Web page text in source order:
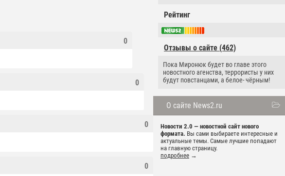
Рейтинг
Отзывы о сайте (462)
Пока Миронюк будет во главе этого
новостного агенства, террористы у них
будут повстанцами, а белое- чёрным!
О сайте News2.ru
Новости 2.0 — новостной сайт нового
формата. Вы сами выбираете интересные и
актуальные темы. Самые лучшие попадают
на главную страницу.
подробнее →
0
0
0
0